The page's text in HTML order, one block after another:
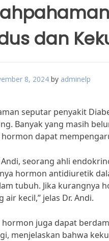
dan
8, 2024 by adminelp
seputar penyakit
Banyak yang masih
dapat
seorang ahli
hormon antidiuretik
tubuh. Jika kurangnya
air kecil,” jelas Dr. Andi.
juga dapat
menjelaskan bahwa